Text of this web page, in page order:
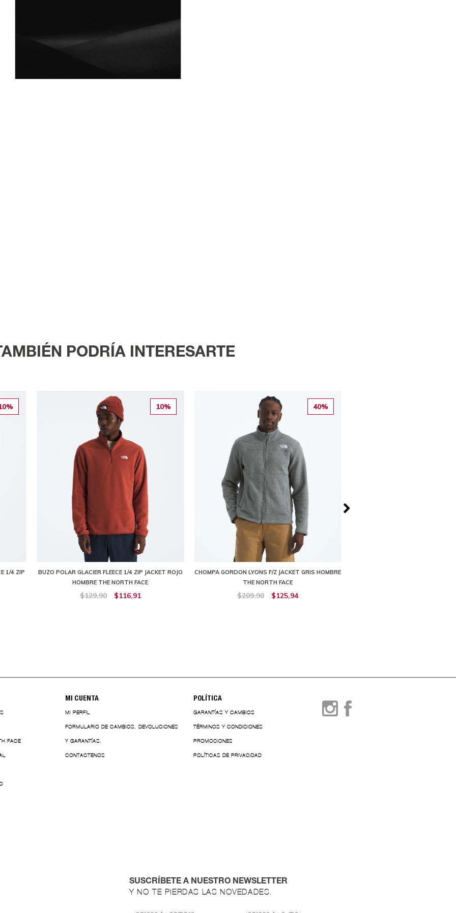
PODRÍA INTERESARTE
1/4 ZIP
10%
BUZO POLAR GLACIER FLEECE 1/4 ZIP JACKET ROJO
HOMBRE THE NORTH FACE
$129,90 $116,91
40%
CHOMPA GORDON LYONS F/Z JACKET GRIS HOMBRE
THE NORTH FACE
$209,90 $125,94
FACE
MI CUENTA
MI PERFIL
FORMULARIO DE CAMBIOS, DEVOLUCIONES
Y GARANTÍAS.
CONTACTENOS
POLÍTICA
GARANTÍAS Y CAMBIOS
TÉRMINOS Y CONDICIONES
PROMOCIONES
POLÍTICAS DE PRIVACIDAD
SUSCRÍBETE A NUESTRO NEWSLETTER
Y NO TE PIERDAS LAS NOVEDADES.